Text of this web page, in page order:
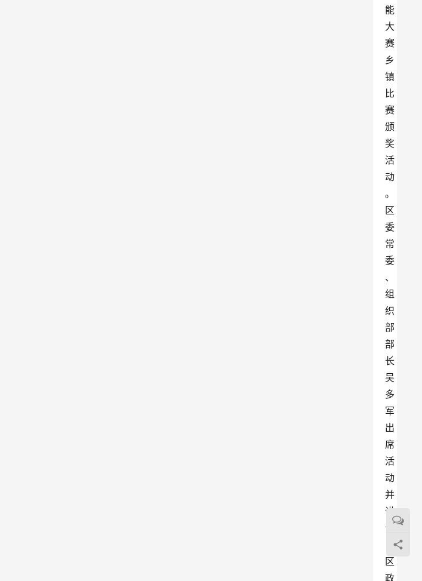
能
大
赛
乡
镇
比
赛
颁
奖
活
动
。
区
委
常
委
、
组
织
部
部
长
吴
多
军
出
席
活
动
并
讲
话
，
区
政